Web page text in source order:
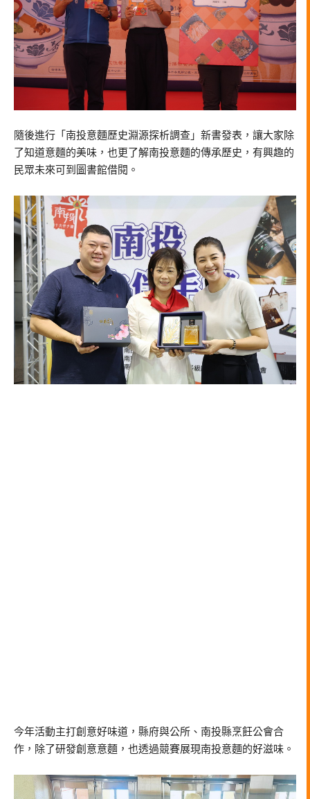
隨後進行「南投意麵歷史淵源探析調查」新書發表，讓大家除
了知道意麵的美味，也更了解南投意麵的傳承歷史，有興趣的
民眾未來可到圖書館借閱。
今年活動主打創意好味道，縣府與公所、南投縣烹飪公會合
作，除了研發創意意麵，也透過競賽展現南投意麵的好滋味。